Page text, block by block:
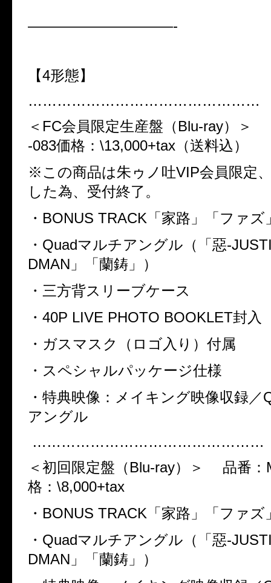
——————————-
【4形態】
…………………………………………
＜ FC会員限定生産盤（Blu-ray）＞
-083価格： \13,000+tax （送料込）
※この商品は朱ゥノ吐VIP会員限定
した為、受付終了。
・ BONUS TRACK 「家路」「ファズ
・ Quadマルチアングル（「惡-
DMAN 」「蘭鋳」）
・三方背スリーブケース
・ 40P LIVE PHOTO BOOKLET封入
・ガスマスク（ロゴ入り）付属
・スペシャルパッケージ仕様
・特典映像：メイキング映像収録／
アングル
…………………………………………
＜初回限定盤（Blu-ray）＞ 品番：
格： \8,000+tax
・ BONUS TRACK 「家路」「ファズ
・ Quadマルチアングル（「惡-
DMAN 」「蘭鋳」）